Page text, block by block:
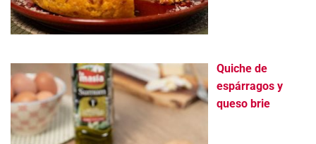
Quiche de
espárragos y
queso brie